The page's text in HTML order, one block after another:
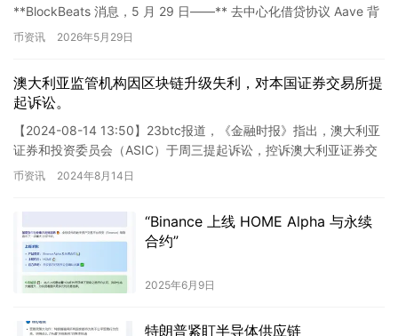
**BlockBeats 消息，5 月 29 日——** 去中心化借贷协议 Aave 背
后的开发团队 Aa…
币资讯 2026年5月29日
澳大利亚监管机构因区块链升级失利，对本国证券交易所提
起诉讼。
【2024-08-14 13:50】23btc报道，《金融时报》指出，澳大利亚
证券和投资委员会（ASIC）于周三提起诉讼，控诉澳大利亚证券交
易所（ASX）的董事会和管理层在区块链平…
币资讯 2024年8月14日
“Binance 上线 HOME Alpha 与永续
合约”
2025年6月9日
特朗普紧盯半导体供应链